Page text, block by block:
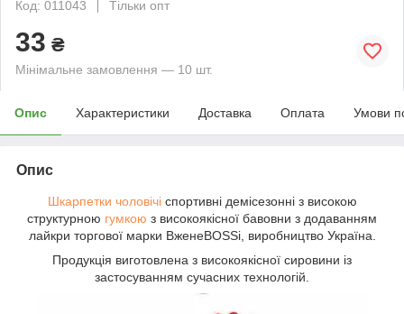
Код: 011043
Тільки опт
33 ₴
Мінімальне замовлення — 10 шт.
Опис Характеристики Доставка Оплата Умови
Опис
Шкарпетки чоловічіспортивні демісезонні з високою
структурною гумкою з високоякісної бавовни з додаванням
лайкри торгової марки ВженеBOSSi, виробництво Україна.
Продукція виготовлена з високоякісної сировини із
застосуванням сучасних технологій.